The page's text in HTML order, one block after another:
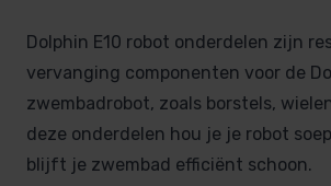
Dolphin E10 robot onderdelen zijn
vervanging componenten voor de
zwembadrobot, zoals borstels,
deze onderdelen hou je je robot
blijft je zwembad efficiënt schoon.